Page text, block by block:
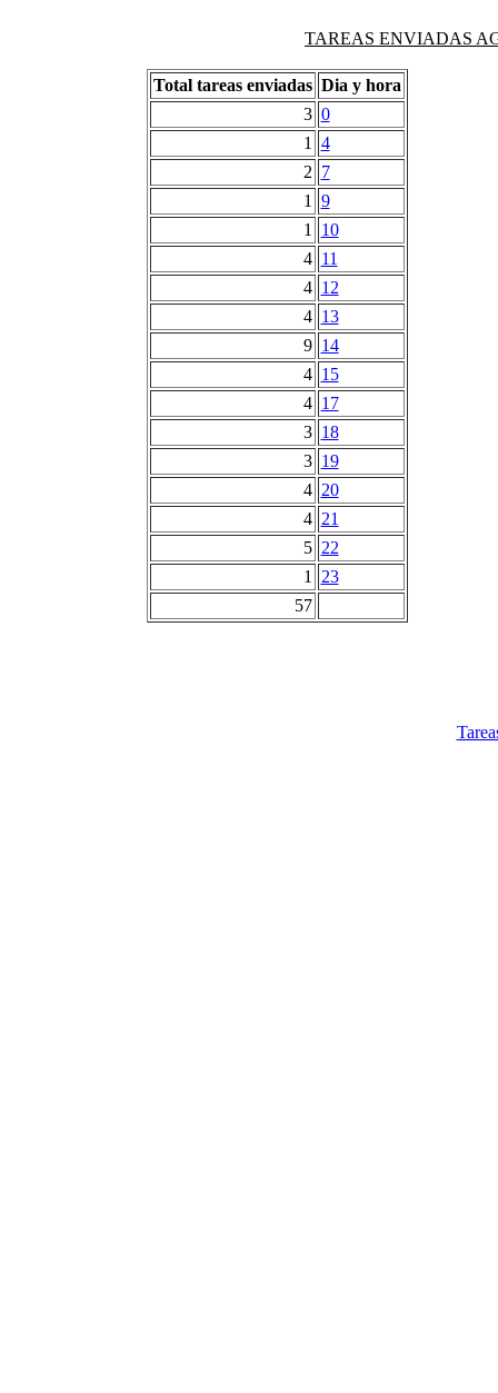
TAREAS ENVIADAS
Total tareas enviadas Dia y hora
3 0
1
4
2 7
1
9
1
10
4 11
4 12
4 13
9 14
4 15
4 17
3 18
3 19
4 20
4 21
5 22
1
23
57